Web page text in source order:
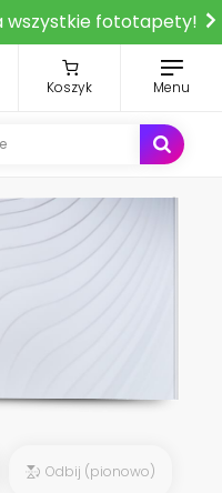
wszystkie fototapety!
Koszyk Menu
Odbij (pionowo)